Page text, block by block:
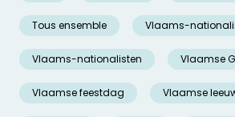
Tous ensemble Vlaams-
Vlaams-nationalisten Vlaamse
Vlaamse feestdag Vlaamse